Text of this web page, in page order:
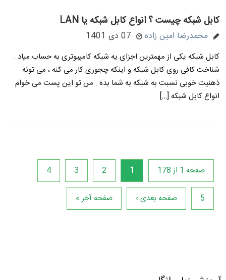
کابل شبکه چیست ؟ انواع کابل شبکه یا LAN
محمدرضا امین زاده 07 دی 1401
کابل شبکه یکی از مهمترین اجزای یه شبکه کامپیوتری به حساب میاد .
شناخت کافی روی کابل شبکه و اینکه چجوری کار می کنه ، می تونه
ذهنیت خوبی نسبت به شبکه به شما بده . من تو این پست می خوام
انواع کابل شبکه […]
صفحه 1 از 178 1
2
3
4
5 صفحه بعدی › صفحه آخر »